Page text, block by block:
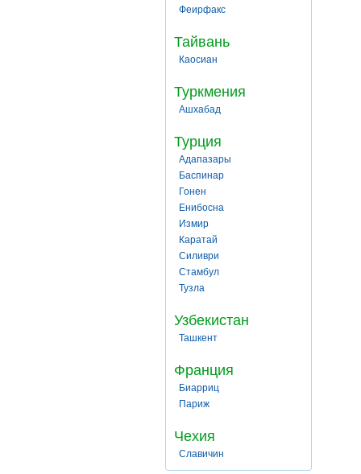
Феирфакс
Тайвань
Каосиан
Туркмения
Ашхабад
Турция
Адапазары
Баспинар
Гонен
Енибосна
Измир
Каратай
Силиври
Стамбул
Тузла
Узбекистан
Ташкент
Франция
Биарриц
Париж
Чехия
Славичин